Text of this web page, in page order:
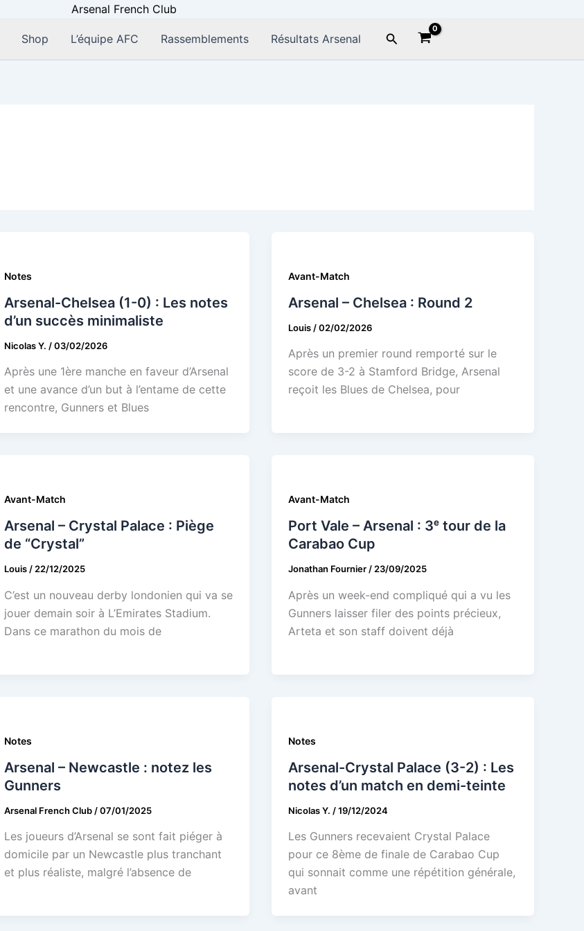
Shop L’équipe AFC Rassemblements Résultats Arsenal Rechercher
Notes
Arsenal-Chelsea (1-0) : Les notes
d’un succès minimaliste
Nicolas Y. /03/02/2026
Après une 1ère manche en faveur d’Arsenal
et une avance d’un but à l’entame de cette
rencontre, Gunners et Blues
Avant-Match
Arsenal – Chelsea : Round 2
Louis /02/02/2026
Après un premier round remporté sur le
score de 3-2 à Stamford Bridge, Arsenal
reçoit les Blues de Chelsea, pour
Avant-Match
Arsenal – Crystal Palace : Piège
de “Crystal”
Louis / 22/12/2025
C’est un nouveau derby londonien qui va se
jouer demain soir à L’Emirates Stadium.
Dans ce marathon du mois de
Avant-Match
Port Vale – Arsenal : 3ᵉ tour de la
Carabao Cup
Jonathan Fournier / 23/09/2025
Après un week-end compliqué qui a vu les
Gunners laisser filer des points précieux,
Arteta et son staff doivent déjà
Notes
Arsenal – Newcastle : notez les
Gunners
Arsenal French Club /07/01/2025
Les joueurs d’Arsenal se sont fait piéger à
domicile par un Newcastle plus tranchant
et plus réaliste, malgré l’absence de
Notes
Arsenal-Crystal Palace (3-2) : Les
notes d’un match en demi-teinte
Nicolas Y. /19/12/2024
Les Gunners recevaient Crystal Palace
pour ce 8ème de finale de Carabao Cup
qui sonnait comme une répétition générale,
avant